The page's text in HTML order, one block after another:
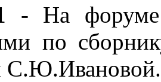
- На форуме
по